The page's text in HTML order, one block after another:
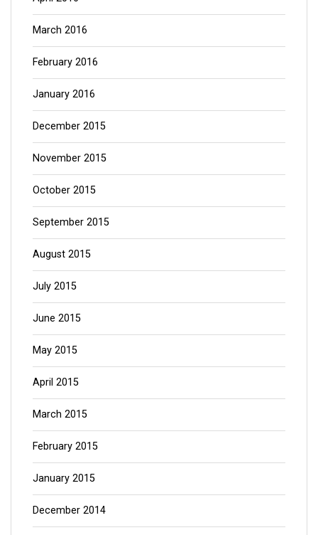
March 2016
February 2016
January 2016
December 2015
November 2015
October 2015
September 2015
August 2015
July 2015
June 2015
May 2015
April 2015
March 2015
February 2015
January 2015
December 2014